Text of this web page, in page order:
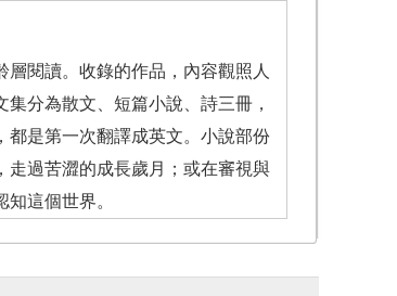
閱讀。收錄的作品，內容觀照人
分為散文、短篇小說、詩三冊，
都是第一次翻譯成英文。小說部份
走過苦澀的成長歲月；或在審視與
這個世界。